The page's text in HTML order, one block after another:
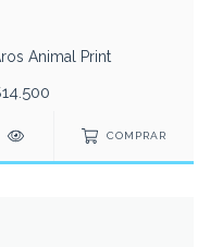
Animal Print
COMPRAR